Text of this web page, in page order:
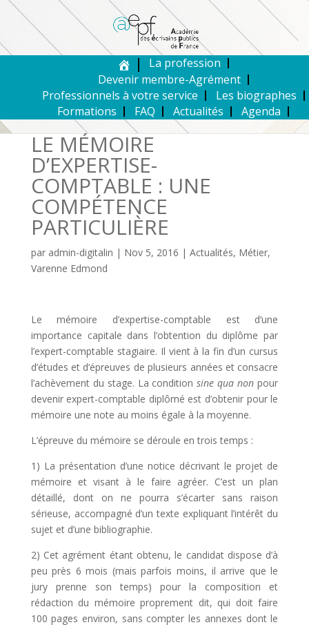
La profession
Devenir membre-Agrément
Professionnels à votre service
Les biographes
Formations
FAQ Actualités Agenda
LE MÉMOIRE
D’EXPERTISE-
COMPTABLE : UNE
COMPÉTENCE
PARTICULIÈRE
par admin-digitalin | Nov 5, 2016 | Actualités, Métier,
Varenne Edmond
Le mémoire d’expertise-comptable est d’une
importance capitale dans l’obtention du diplôme par
l’expert-comptable stagiaire. Il vient à la fin d’un cursus
d’études et d’épreuves de plusieurs années et consacre
l’achèvement du stage. La conditionsine qua non pour
devenir expert-comptable diplômé est d’obtenir pour le
mémoire une note au moins égale à la moyenne.
L’épreuve du mémoire se déroule en trois temps :
1) La présentation d’une notice décrivant le projet de
mémoire et visant à le faire agréer. C’est un plan
détaillé, dont on ne pourra s’écarter sans raison
sérieuse, accompagné d’un texte expliquant l’intérêt du
sujet et d’une bibliographie.
2) Cet agrément étant obtenu, le candidat dispose d’à
peu près 6 mois (mais parfois moins, il arrive que le
jury prenne son temps) pour la composition et
rédaction du mémoire proprement dit, qui doit faire
100 pages environ, sans compter les annexes dont le